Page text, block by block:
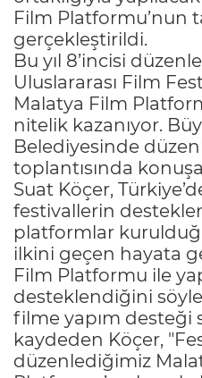
Film Platformu’nun
gerçekleştirildi.
Bu yıl 8’incisi
Uluslararası Film
Malatya Film
nitelik kazanıyor.
Belediyesinde
toplantısında
Suat Köçer,
festivallerin
platformlar
ilkini geçen hayata
Film Platformu ile
desteklendiğini
filme yapım desteği
kaydeden Köçer,
düzenlediğimiz